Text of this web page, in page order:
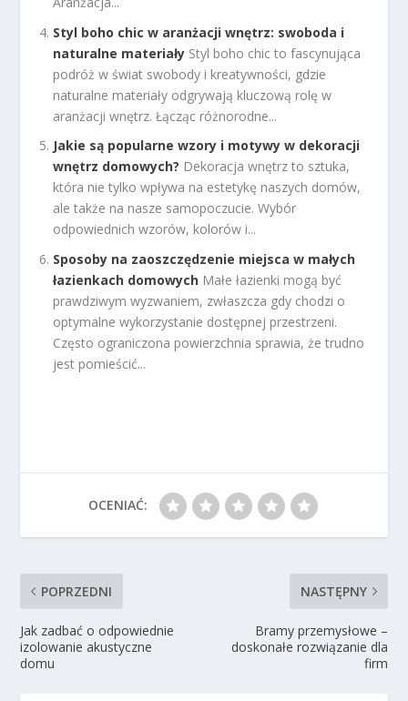
Styl boho chic w aranżacji wnętrz: swoboda i
naturalne materiały Styl boho chic to fascynująca
podróż w świat swobody i kreatywności, gdzie
naturalne materiały odgrywają kluczową rolę w
aranżacji wnętrz. Łącząc różnorodne...
Jakie są popularne wzory i motywy w dekoracji
wnętrz domowych? Dekoracja wnętrz to sztuka,
która nie tylko wpływa na estetykę naszych domów,
ale także na nasze samopoczucie. Wybór
odpowiednich wzorów, kolorów i...
Sposoby na zaoszczędzenie miejsca w małych
łazienkach domowych Małe łazienki mogą być
prawdziwym wyzwaniem, zwłaszcza gdy chodzi o
optymalne wykorzystanie dostępnej przestrzeni.
Często ograniczona powierzchnia sprawia, że trudno
jest pomieścić...
OCENIAĆ:
POPRZEDNI
Jak zadbać o odpowiednie
izolowanie akustyczne
domu
NASTĘPNY
Bramy przemysłowe –
doskonałe rozwiązanie dla
firm